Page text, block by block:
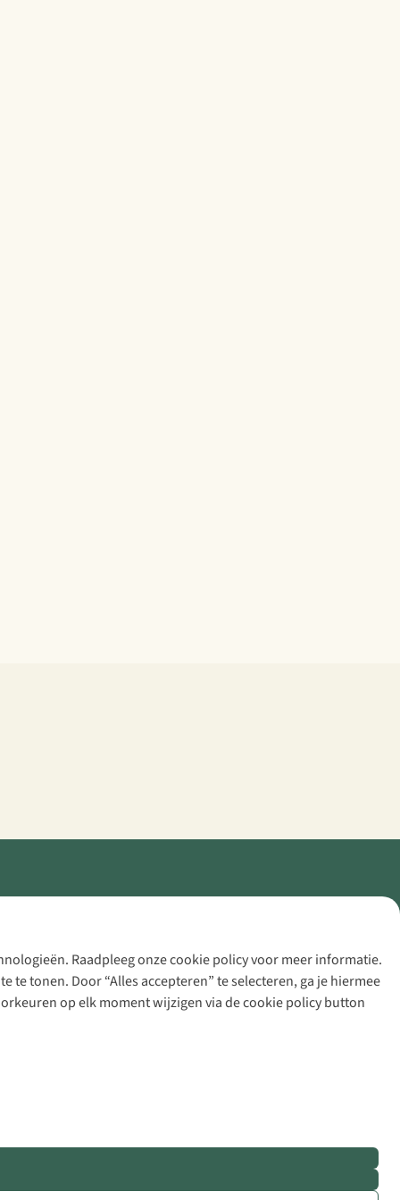
Raadpleeg onze cookie policy voor meer informatie.
tonen. Door “Alles accepteren” te selecteren, ga je hiermee
op elk moment wijzigen via de cookie policy button